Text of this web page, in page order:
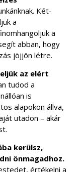
Két-
a
a
abban, hogy
jöjjön létre.
az elért
tudod a
is
alapokon állva,
utadon – akár
kerülsz,
önmagadhoz.
értékelni a